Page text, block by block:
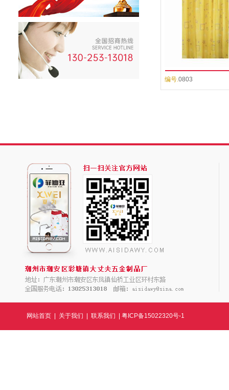
编号.0803
网站首页 关于我们 联系我们 粤ICP备15022320号-1